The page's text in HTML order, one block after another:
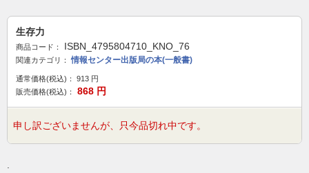
生存力
商品コード： ISBN_4795804710_KNO_76
関連カテゴリ： 情報センター出版局の本(一般書)
通常価格(税込)： 913 円
販売価格(税込)：
868 円
申し訳ございませんが、只今品切れ中です。